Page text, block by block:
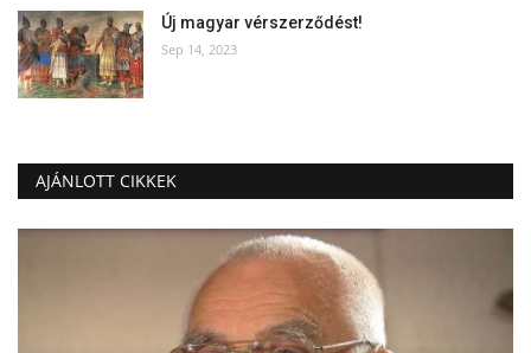
Új magyar vérszerződést!
Sep 14, 2023
AJÁNLOTT CIKKEK